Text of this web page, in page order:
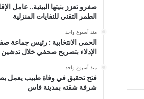
صفرو تعزز بنيتها البيئية.. عامل
الطمر التقني للنفايات المنزلية
منذ أسبوع واحد
الحمى الانتخابية : رئيس جماعة
الإدلاء بتصريح صحفي خلال
منذ أسبوع واحد
فتح تحقيق في وفاة طبيب يعمل
شرفة شقته بمدينة فاس